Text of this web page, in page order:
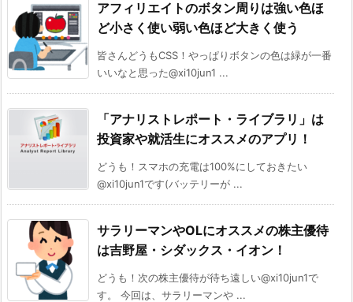
アフィリエイトのボタン周りは強い色ほ
ど小さく使い弱い色ほど大きく使う
皆さんどうもCSS！やっぱりボタンの色は緑が一番
いいなと思った@xi10jun1 ...
「アナリストレポート・ライブラリ」は
投資家や就活生にオススメのアプリ！
どうも！スマホの充電は100%にしておきたい
@xi10jun1です(バッテリーが ...
サラリーマンやOLにオススメの株主優待
は吉野屋・シダックス・イオン！
どうも！次の株主優待が待ち遠しい@xi10jun1で
す。 今回は、サラリーマンや ...